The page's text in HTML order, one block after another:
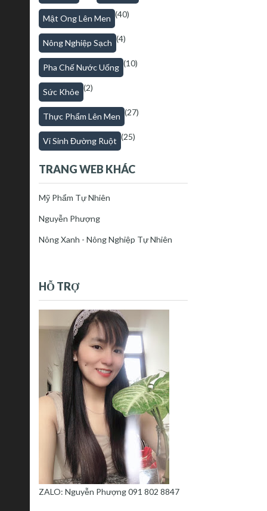
Mật Ong Lên Men (40)
Nông Nghiệp Sạch (4)
Pha Chế Nước Uống (10)
Sức Khỏe (2)
Thực Phẩm Lên Men (27)
Vi Sinh Đường Ruột (25)
TRANG WEB KHÁC
Mỹ Phẩm Tự Nhiên
Nguyễn Phượng
Nông Xanh - Nông Nghiệp Tự Nhiên
HỖ TRỢ
ZALO: Nguyễn Phượng 091 802 8847